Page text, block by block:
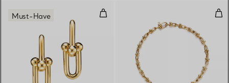
Mittelgroße Gliederohrringe in
Must-Have